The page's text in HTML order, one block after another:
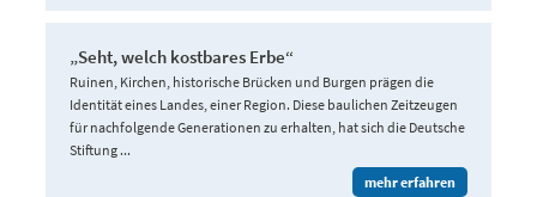
„Seht, welch kostbares Erbe“
Ruinen, Kirchen, historische Brücken und Burgen prägen die
Identität eines Landes, einer Region. Diese baulichen Zeitzeugen
für nachfolgende Generationen zu erhalten, hat sich die Deutsche
Stiftung ...
mehr erfahren